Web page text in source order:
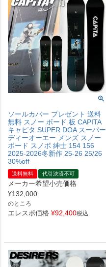
ソールカバー プレゼント 送料
無料 スノー ボード 板 CAPITA
キャピタ SUPER DOA スーパー
ディーオーエー メンズ スノー
ボード スノボ 紳士 154 156
2025-2026冬新作 25-26 25/26
30%off
送料無料 代引決済不可
メーカー希望小売価格
¥132,000
のところ
エレスポ価格 ¥92,400税込